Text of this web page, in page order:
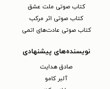
کتاب صوتی ملت عشق
کتاب صوتی اثر مرکب
کتاب صوتی عادت‌های اتمی
نویسنده‌های پیشنهادی
صادق هدایت
آلبر کامو